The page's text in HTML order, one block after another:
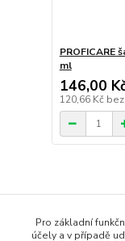
PROFICARE
ml
146,00
120,66 Kč
Pro základní
účely a v případě